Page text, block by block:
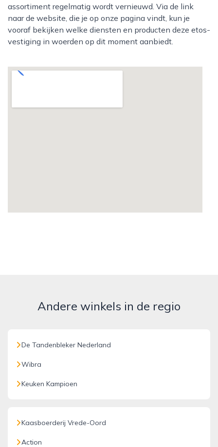
assortiment regelmatig wordt vernieuwd. Via de link
naar de website, die je op onze pagina vindt, kun je
vooraf bekijken welke diensten en producten deze etos-
vestiging in woerden op dit moment aanbiedt.
Andere winkels in de regio
De Tandenbleker Nederland
Wibra
Keuken Kampioen
Kaasboerderij Vrede-Oord
Action